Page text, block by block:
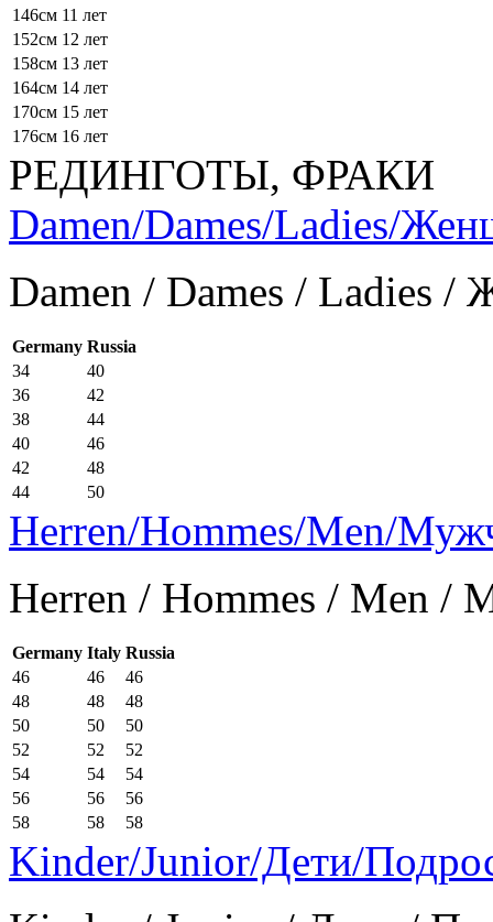
146см 11 лет
152см 12 лет
158см 13 лет
164см 14 лет
170см 15 лет
176см 16 лет
РЕДИНГОТЫ, ФРАКИ
Damen/Dames/Ladies/
Damen / Dames / Ladies
Germany Russia
34
40
36
42
38
44
40
46
42
48
44
50
Herren/Hommes/Men/
Herren / Hommes / Men /
Germany Italy Russia
46
46
46
48
48
48
50
50
50
52
52
52
54
54
54
56
56
56
58
58 58
Kinder/Junior/Дети/